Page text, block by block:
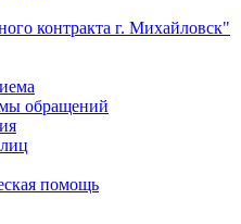
контракта г. Михайловск"
обращений
помощь